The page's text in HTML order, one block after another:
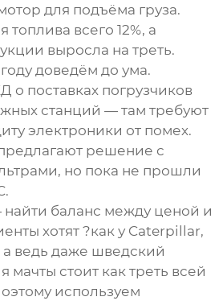
для подъёма груза.
топлива всего 12%, а
выросла на треть.
доведём до ума.
поставках погрузчиков
станций — там требуют
электроники от помех.
решение с
но пока не прошли
баланс между ценой и
хотят ?как у Caterpillar,
ведь даже шведский
мачты стоит как треть всей
используем